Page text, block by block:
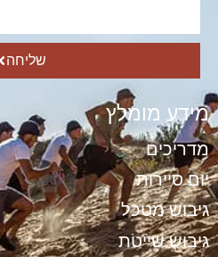
שליחה
מידע מומלץ
מדריכים
יום סיירות
גיבוש מטכל
גיבוש שייטת